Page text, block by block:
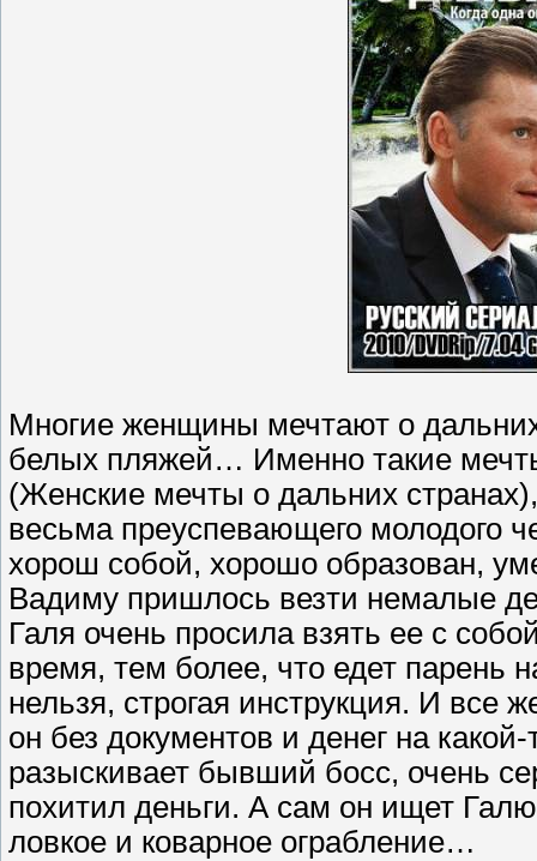
Многие женщины мечтают о
белых пляжей… Именно такие
(Женские мечты о дальних
весьма преуспевающего молодого
хорош собой, хорошо образован,
Вадиму пришлось везти немалые
Галя очень просила взять ее с
время, тем более, что едет парень
нельзя, строгая инструкция. И все
он без документов и денег на
разыскивает бывший босс, очень
похитил деньги. А сам он ищет
ловкое и коварное ограбление…